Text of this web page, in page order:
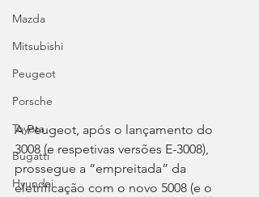
Mazda
Mitsubishi
Peugeot
Porsche
Toyota
Bugatti
Hyundai
A Peugeot, após o lançamento do
3008 (e respetivas versões E-3008),
prossegue a “empreitada” da
eletrificação com o novo 5008 (e o